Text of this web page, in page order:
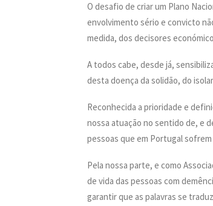
O desafio de criar um Plano
envolvimento sério e convicto
medida, dos decisores
A todos cabe, desde já,
desta doença da solidão, do
Reconhecida a prioridade e
nossa atuação no sentido de, e
pessoas que em Portugal
Pela nossa parte, e como
de vida das pessoas com
garantir que as palavras se